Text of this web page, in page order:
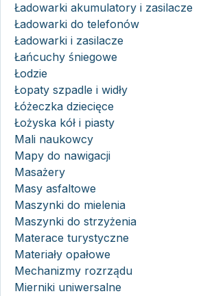
Ładowarki akumulatory i zasilacze
Ładowarki do telefonów
Ładowarki i zasilacze
Łańcuchy śniegowe
Łodzie
Łopaty szpadle i widły
Łóżeczka dziecięce
Łożyska kół i piasty
Mali naukowcy
Mapy do nawigacji
Masażery
Masy asfaltowe
Maszynki do mielenia
Maszynki do strzyżenia
Materace turystyczne
Materiały opałowe
Mechanizmy rozrządu
Mierniki uniwersalne